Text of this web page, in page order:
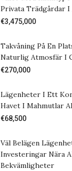
Privata Trädgårdar I
€3,475,000
Takvåning På En
Naturlig Atmosfär I
€270,000
Lägenheter I Ett
Havet I Mahmutlar
€68,500
Väl Belägen
Investeringar Nära
Bekvämligheter